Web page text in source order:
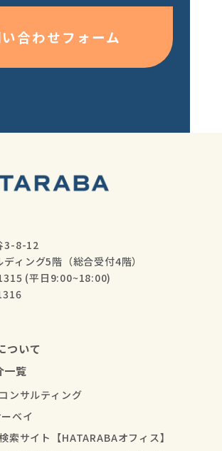
合わせフォーム
3-8-12
ィング5階（総合受付4階）
(平日9:00~18:00)
ついて
一覧
ンサルティング
ベイ
索サイト【HATARABAオフィス】